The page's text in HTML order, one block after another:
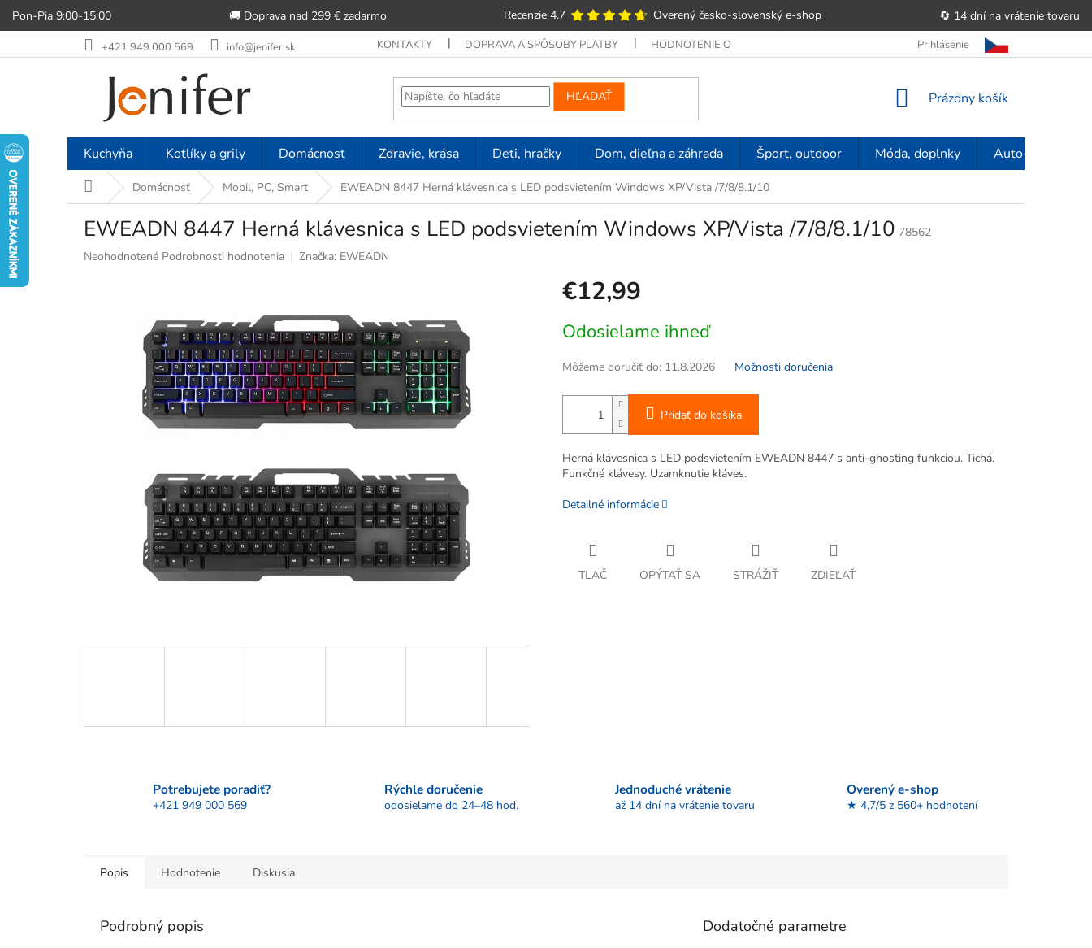
Pon-Pia 9:00-15:00 🚚 Doprava nad 299 € zadarmo Recenzie 4.7 Overený česko-slovenský e‑shop 🔄 14 dní na vrátenie tovaru
na
+421 949 000 569 info@jenifer.sk KONTAKTY DOPRAVA A SPÔSOBY PLATBY HODNOTENIE OBCHODU OBCHODNÉ PODMIENKY POUČENIE O PRÁVE
Prihlásenie
HĽADAŤ
NÁKUPNÝ
Prázdny košík
Kuchyňa Kotlíky a grily Domácnosť Zdravie, krása Deti, hračky Dom, dieľna a záhrada Šport, outdoor Móda, doplnky Auto-moto
DomovDomácnosť Mobil, PC, Smart EWEADN 8447 Herná klávesnica s LED podsvietením Windows XP/Vista /7/8/8.1/10
EWEADN 8447 Herná klávesnica s LED podsvietením Windows XP/Vista /7/8/8.1/10 78562
Priemerné
Neohodnotené Podrobnosti hodnotenia Značka: EWEADN
€12,99
cena:
Odosielame ihneď
Môžeme doručiť do: 11.8.2026 Možnosti doručenia
Pridať do košíka
Herná klávesnica s LED podsvietením EWEADN 8447 s anti-ghosting funkciou. Tichá.
Funkčné klávesy. Uzamknutie kláves.
Detailné informácie
TLAČ OPÝTAŤ SA STRÁŽIŤ ZDIEĽAŤ
Potrebujete poradiť?
+421 949 000 569
Rýchle doručenie
odosielame do 24–48 hod.
Jednoduché vrátenie
až 14 dní na vrátenie tovaru
Overený e-shop
★ 4,7/5 z 560+ hodnotení
Popis Hodnotenie Diskusia
Podrobný popis Dodatočné parametre